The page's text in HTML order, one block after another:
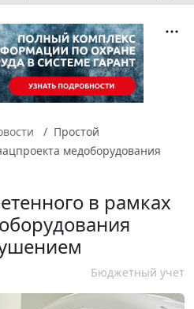
Простой
медоборудования
в рамках
Бюджетный учет